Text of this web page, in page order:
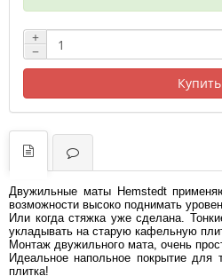
+
−
Купить
Двужильные маты Hemstedt
возможности высоко поднимать
Или когда стяжка уже сделана.
укладывать на старую кафельную
Монтаж двужильного мата, очень
Идеальное напольное покрытие для
плитка!